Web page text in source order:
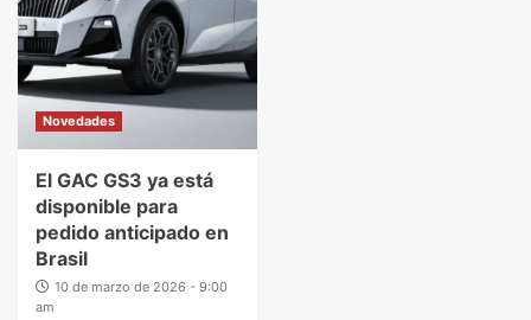
Novedades
El GAC GS3 ya está
disponible para
pedido anticipado en
Brasil
10 de marzo de 2026 - 9:00
am